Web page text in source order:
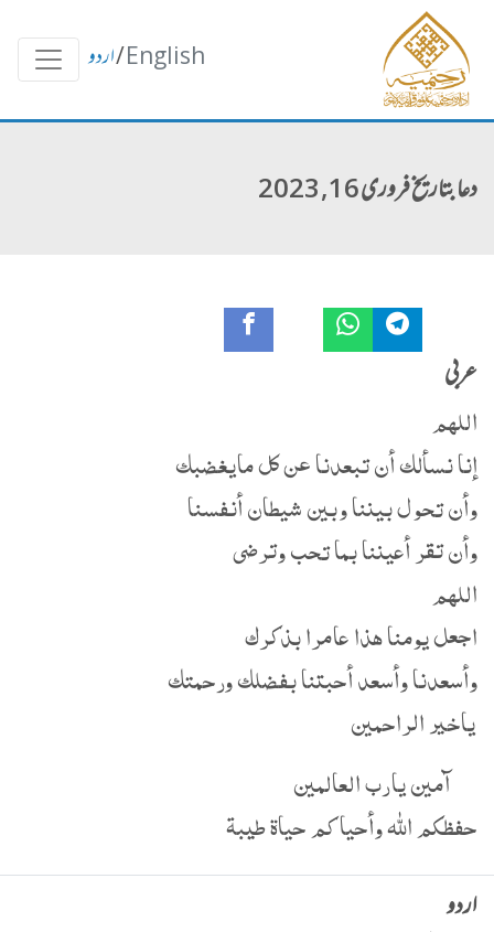
English
/اردو
دعا بتاریخ فروری 16, 2023
عربی
اللهم
إنا نسألك أن تبعدنا عن كل مايغضبك
وأن تحول بيننا وبين شيطان أنفسنا
وأن تقر أعيننا بما تحب وترضى
اللهم
اجعل يومنا هذا عامرا بذكرك
وأسعدنا وأسعد أحبتنا بفضلك ورحمتك
ياخير الراحمين
آمين يارب العالمين
حفظكم الله وأحياكم حياة طيبة
اردو